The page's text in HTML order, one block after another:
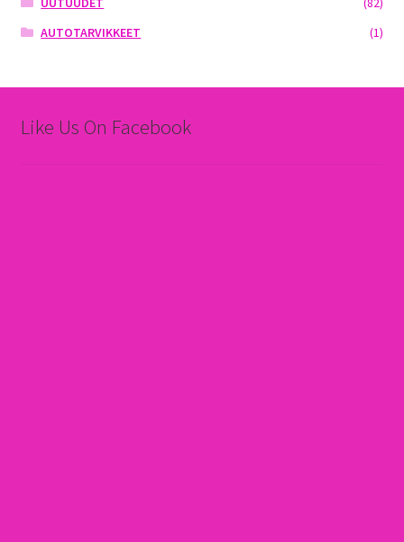
AUTOTARVIKKEET
(1)
Like Us On Facebook